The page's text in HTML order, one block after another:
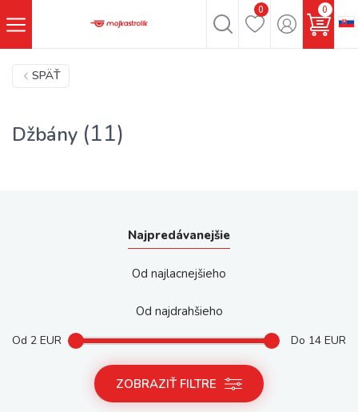
0 0
SPÄŤ
Džbány (11)
Najpredávanejšie
Od najlacnejšieho
Od najdrahšieho
Od 2 EUR Do 14 EUR
ZOBRAZIŤ FILTRE